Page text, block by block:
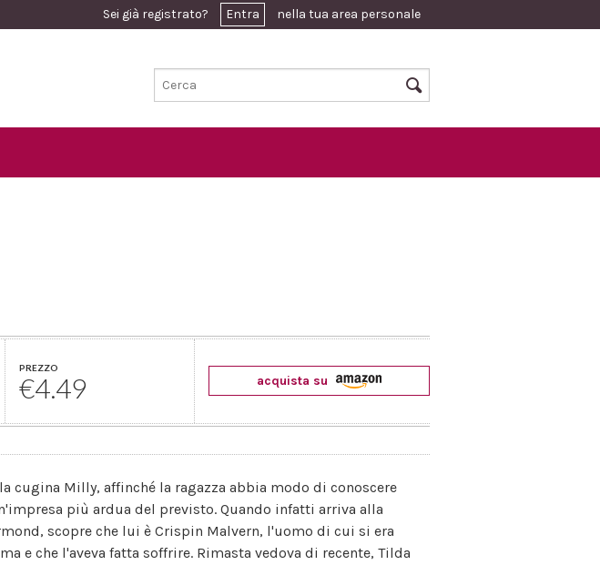
Sei già registrato? Entra nella tua area personale
PREZZO
€4.49 acquista su
cugina Milly, affinché la ragazza abbia modo di conoscere
più ardua del previsto. Quando infatti arriva alla
scopre che lui è Crispin Malvern, l'uomo di cui si era
e che l'aveva fatta soffrire. Rimasta vedova di recente, Tilda